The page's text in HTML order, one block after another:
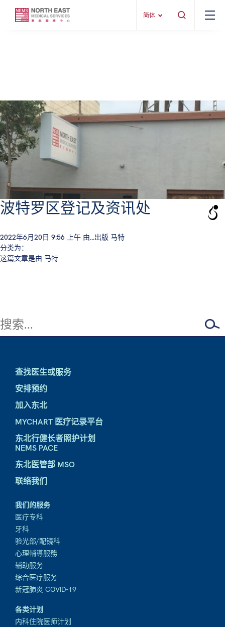
简体
波特罗区登记及资讯处
2022年6月20日 9:56 上午 由...出版 马特
分类为：
这篇文章是由 马特
查找医生或服务
安排预约
加入东北
MYCHART 医疗记录平台
东北行健长者照护计划
NEMS PACE
东北医管部 MSO
联络我们
我们的服务
医疗专科
牙科
验光部/配镜科
心理輔導服務
辅助服务
综合医疗服务
新冠肺炎 COVID-19
各类计划
内科住院医师计划